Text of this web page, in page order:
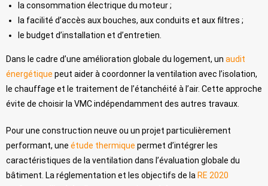
la consommation électrique du moteur ;
la facilité d’accès aux bouches, aux conduits et aux filtres ;
le budget d’installation et d’entretien.
Dans le cadre d’une amélioration globale du logement, un audit
énergétique peut aider à coordonner la ventilation avec l’isolation,
le chauffage et le traitement de l’étanchéité à l’air. Cette approche
évite de choisir la VMC indépendamment des autres travaux.
Pour une construction neuve ou un projet particulièrement
performant, une étude thermique permet d’intégrer les
caractéristiques de la ventilation dans l’évaluation globale du
bâtiment. La réglementation et les objectifs de la RE 2020